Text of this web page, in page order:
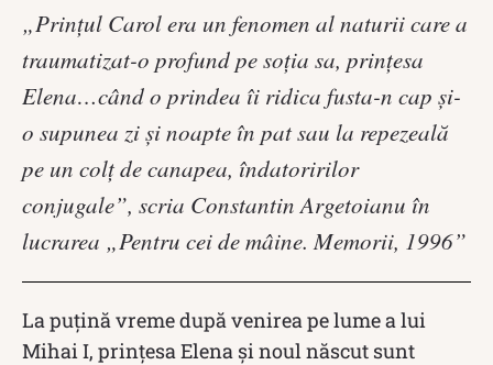
„Prinţul Carol era un fenomen al naturii care a
traumatizat-o profund pe soţia sa, prinţesa
Elena…când o prindea îi ridica fusta-n cap şi-
o supunea zi şi noapte în pat sau la repezeală
pe un colţ de canapea, îndatoririlor
conjugale”, scria Constantin Argetoianu în
lucrarea „Pentru cei de mâine. Memorii, 1996”
La puțină vreme după venirea pe lume a lui
Mihai I, prințesa Elena și noul născut sunt